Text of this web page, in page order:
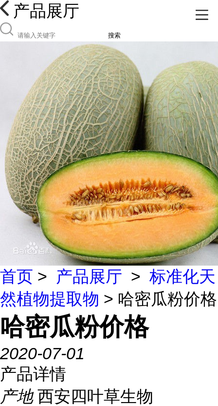
产品展厅
搜索
首页 > 产品展厅 > 标准化天
然植物提取物 > 哈密瓜粉价格
哈密瓜粉价格
2020-07-01
产品详情
产地 西安四叶草生物